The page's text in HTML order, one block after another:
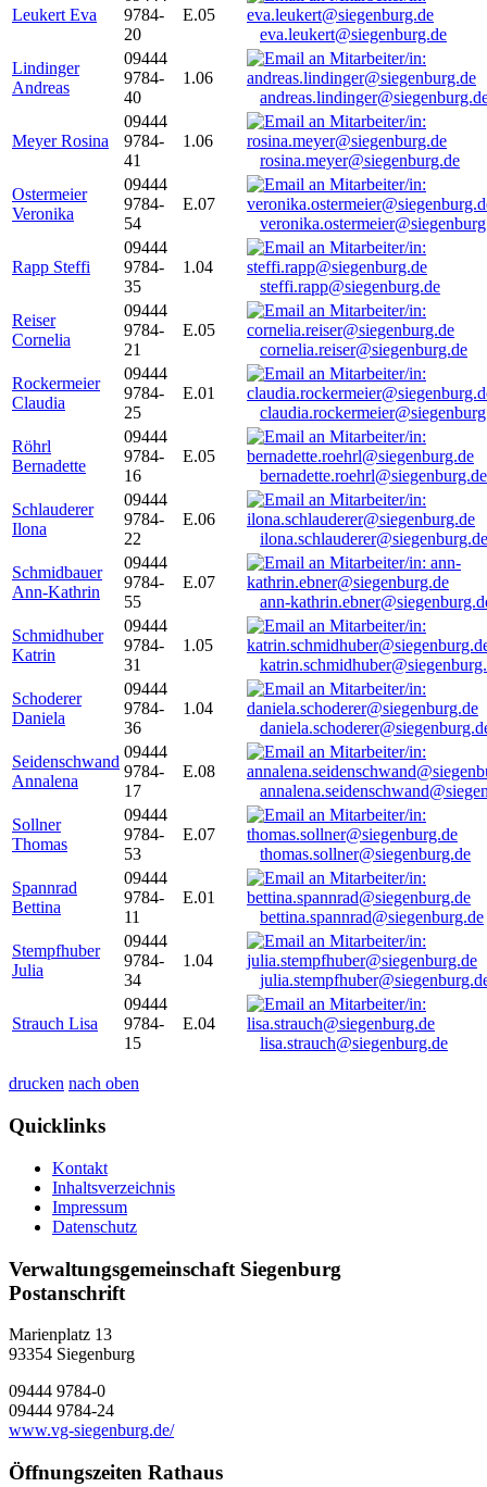
Leukert Eva
9784-
20
E.05
eva.leukert@siegenburg.de
Lindinger
Andreas
09444
9784-
40
1.06
Meyer Rosina
09444
9784-
41
1.06
rosina.meyer@siegenburg.de
Ostermeier
Veronika
09444
9784-
54
E.07
Rapp Steffi
09444
9784-
35
1.04
steffi.rapp@siegenburg.de
Reiser
Cornelia
09444
9784-
21
E.05
cornelia.reiser@siegenburg.de
Rockermeier
Claudia
09444
9784-
25
E.01
Röhrl
Bernadette
09444
9784-
16
E.05
bernadette.roehrl@siegenburg.de
Schlauderer
Ilona
09444
9784-
22
E.06
ilona.schlauderer@siegenburg.de
Schmidbauer
Ann-Kathrin
09444
9784-
55
E.07
ann-
Schmidhuber
Katrin
09444
9784-
31
1.05
Schoderer
Daniela
09444
9784-
36
1.04
Seidenschwand
Annalena
09444
9784-
17
E.08
Sollner
Thomas
09444
9784-
53
E.07
thomas.sollner@siegenburg.de
Spannrad
Bettina
09444
9784-
11
E.01
bettina.spannrad@siegenburg.de
Stempfhuber
Julia
09444
9784-
34
1.04
Strauch Lisa
09444
9784-
15
E.04
lisa.strauch@siegenburg.de
drucken nach oben
Quicklinks
Kontakt
Inhaltsverzeichnis
Impressum
Datenschutz
Verwaltungsgemeinschaft Siegenburg
Postanschrift
Marienplatz 13
93354 Siegenburg
09444 9784-0
09444 9784-24
www.vg-siegenburg.de/
Öffnungszeiten Rathaus